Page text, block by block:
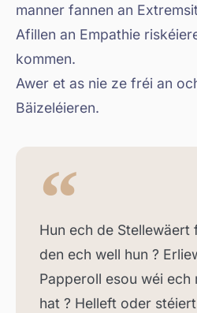
manner fannen an
Afillen an Empathie
kommen.
Awer et as nie ze fréi an
Bäizeléieren.
Hun ech de Stellewäert
den ech well hun ?
Papperoll esou wéi
hat ? Helleft oder